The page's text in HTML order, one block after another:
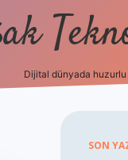
Dijital dünyada
SON